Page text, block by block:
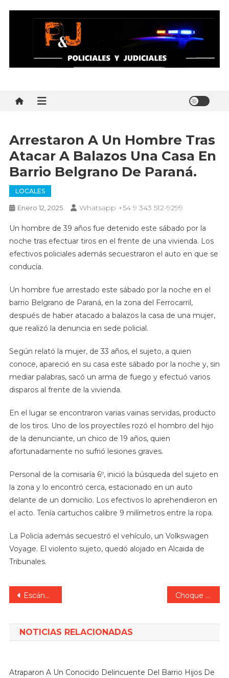
Arrestaron A Un Hombre Tras
Atacar A Balazos Una Casa En
Barrio Belgrano De Paraná.
LOCALES
Enero 12, 2025 Whatsapp +54 9 343 512-9299
Un hombre de 39 años fue detenido este sábado por la
noche tras efectuar tiros en el frente de una vivienda. Los
efectivos policiales además secuestraron el auto en que se
conducía.
Un hombre fue arrestado este sábado por la noche en el
barrio Belgrano de Paraná, en la zona del Ferrocarril,
después de haber atacado a balazos la casa de una mujer,
que realizó la denuncia en sede policial.
Según relató la mujer, de 33 años, el sujeto, a quien
conoce, apareció en su casa este sábado por la noche y, sin
mediar palabras, sacó un arma de fuego y efectuó varios
disparos al frente de la vivienda.
En el lugar se encontraron varias vainas servidas, producto
de los tiros. Uno de los proyectiles rozó el hombro del hijo
de la denunciante, un chico de 19 años, quien
afortunadamente no sufrió lesiones graves.
Personal de la comisaría 6º, inició la búsqueda del sujeto en
la zona y lo encontró cerca, estacionado en un auto
delante de un domicilio. Los efectivos lo aprehendieron en
el acto. Tenía cartuchos calibre 9 milímetros entre la ropa.
La Policía además secuestró el vehículo, un Volkswagen
Voyage. El violento sujeto, quedó alojado en Alcaida de
Tribunales.
Navegación
entradas
Escándalo de proporciones en La Libertad Avanza en Entre Ríos: afiliaciones fraudulentas, datos de fallecidos y acusaciones de extorsión en Feliciano. Choque en cadena en San Benito: hospitalizaron a joven y a su abuela de 95 años.
NOTICIAS RELACIONADAS
Atraparon A Un Conocido Delincuente Del Barrio Hijos De